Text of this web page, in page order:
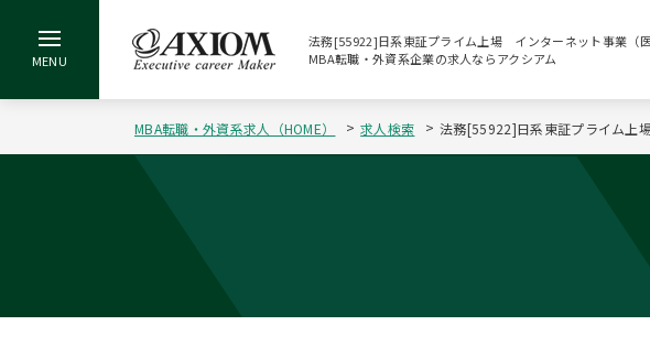
法務[55922]日系東証プライム上場 インターネット事業（
MBA転職・外資系企業の求人ならアクシアム
MBA転職・外資系求人（HOME） 求人検索 法務[55922]日系東証プライム上